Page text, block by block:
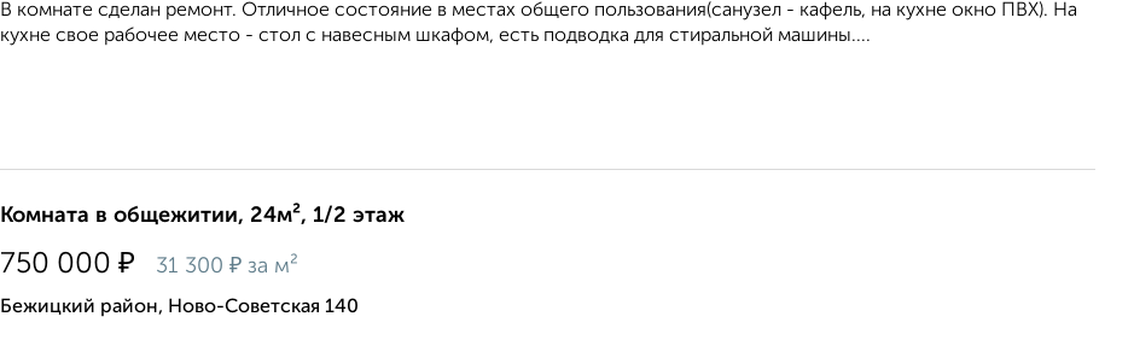
В комнате сделан ремонт. Отличное состояние в местах общего пользования(санузел - кафель, на кухне окно ПВХ). На
кухне свое рабочее место - стол с навесным шкафом, есть подводка для стиральной машины....
Комната в общежитии, 24м², 1/2 этаж
750 000 ₽ 31 300 ₽ за м²
Бежицкий район, Ново-Советская 140